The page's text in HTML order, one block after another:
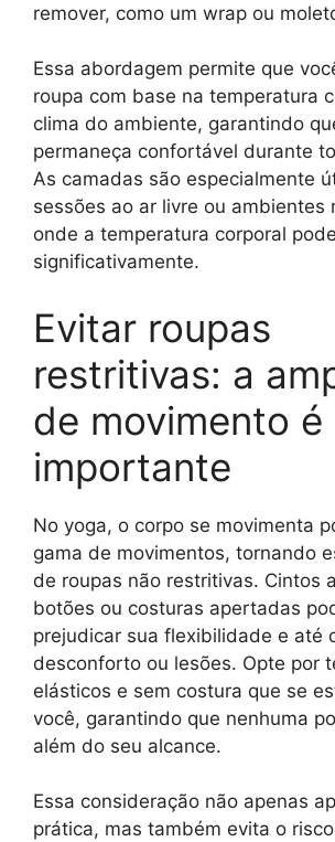
remover, como um wrap ou
Essa abordagem permite que
roupa com base na temperatura
clima do ambiente, garantindo
permaneça confortável durante
As camadas são especialmente
sessões ao ar livre ou ambientes
onde a temperatura corporal
significativamente.
Evitar roupas
restritivas: a
de movimento é
importante
No yoga, o corpo se movimenta
gama de movimentos, tornando
de roupas não restritivas. Cintos
botões ou costuras apertadas
prejudicar sua flexibilidade e até
desconforto ou lesões. Opte por
elásticos e sem costura que se
você, garantindo que nenhuma
além do seu alcance.
Essa consideração não apenas
prática, mas também evita o